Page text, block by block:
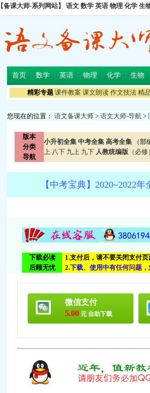
【备课大师-系列网站】 语文 数学 英语 物理 化学 生
首页 数学 英语 物理 化学 生物
精彩专题 课件教案 课文朗读 作文技法 精
您现在的位置： 语文备课大师 > 语文大师-导航 >
版本
分类
导航
小升初全集 中考全集 高考全集 （部
上 八下 九上 九下 人教统编版 （必修
【中考宝典】2020~2022
下载必读
后顾无忧
1.支付后，请不要关闭支付
2.下载、 使用中有任何问题 ，
微信支付
5.00 元 自助下载